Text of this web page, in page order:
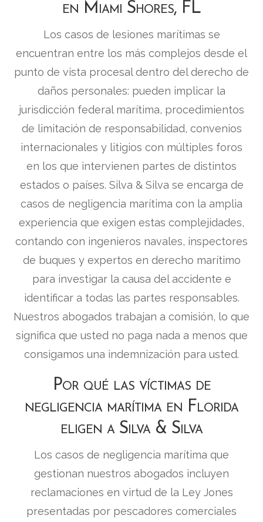
en Miami Shores, FL
Los casos de lesiones marítimas se
encuentran entre los más complejos desde el
punto de vista procesal dentro del derecho de
daños personales: pueden implicar la
jurisdicción federal marítima, procedimientos
de limitación de responsabilidad, convenios
internacionales y litigios con múltiples foros
en los que intervienen partes de distintos
estados o países. Silva & Silva se encarga de
casos de negligencia marítima con la amplia
experiencia que exigen estas complejidades,
contando con ingenieros navales, inspectores
de buques y expertos en derecho marítimo
para investigar la causa del accidente e
identificar a todas las partes responsables.
Nuestros abogados trabajan a comisión, lo que
significa que usted no paga nada a menos que
consigamos una indemnización para usted.
Por qué las víctimas de
negligencia marítima en Florida
eligen a Silva & Silva
Los casos de negligencia marítima que
gestionan nuestros abogados incluyen
reclamaciones en virtud de la Ley Jones
presentadas por pescadores comerciales